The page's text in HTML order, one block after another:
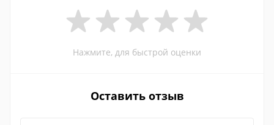
Нажмите, для быстрой оценки
Оставить отзыв